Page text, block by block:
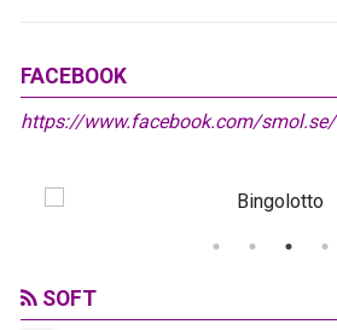
FACEBOOK
https://www.facebook.com/smol.se/
SOFT